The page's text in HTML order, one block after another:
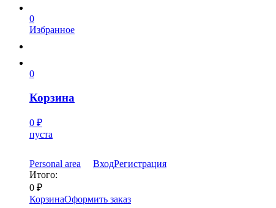
0
Избранное
0
Корзина
0 ₽
пуста
Personal area ВходРегистрация
Итого:
0 ₽
КорзинаОформить заказ